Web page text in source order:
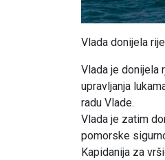
Vlada donijela
Vlada je donijela
upravljanja
radu Vlade.
Vlada je zatim
pomorske
Kapidanija za